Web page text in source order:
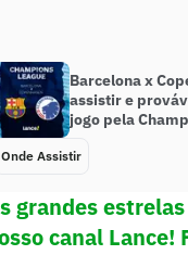
Barcelona x
assistir e
jogo pela
Onde Assistir
grandes
canal